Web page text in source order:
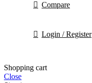
Compare
Login / Register
Shopping cart
Close